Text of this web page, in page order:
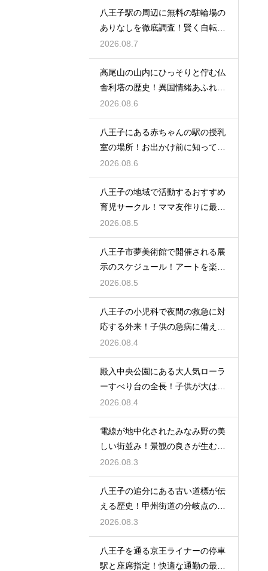
八王子駅の周辺に無料の駐輪場の
ありなしを徹底調査！賢く自転車
を止める
2026.08.7
高尾山の山内にひっそりと佇む仏
舎利塔の歴史！異国情緒あふれる
建造物
2026.08.6
八王子にある赤ちゃんの駅の授乳
室の場所！お出かけ前に知ってお
きたい事
2026.08.6
八王子の地域で活動するおすすめ
育児サークル！ママ友作りに最適
な場所
2026.08.5
八王子市夢美術館で開催される展
示のスケジュール！アートを楽し
む休日の旅
2026.08.5
八王子の小児科で夜間の救急に対
応する外来！子供の急病に備える
安心情報
2026.08.4
殿入中央公園にある大人気ローラ
ーすべり台の全長！子供が大はし
ゃぎの遊具
2026.08.4
電線が地中化されたみなみ野の美
しい街並み！景観の良さが生む住
みやすさ
2026.08.3
八王子の追分にある古い道標が伝
える歴史！甲州街道の分岐点の真
実に迫る
2026.08.3
八王子を通る京王ライナーの停車
駅と座席指定！快適な通勤の最強